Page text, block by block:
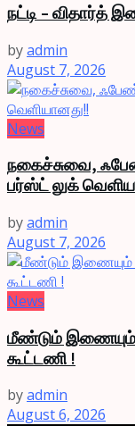
நட்டி – விதார்த்
byadmin
August 7, 2026
News
நகைச்சுவை,
பர்ஸ்ட் லுக்
byadmin
August 7, 2026
News
மீண்டும்
கூட்டணி !
byadmin
August 6, 2026